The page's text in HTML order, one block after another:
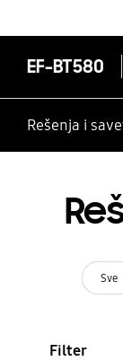
EF-BT580
Rešenja i
Sve
Filter